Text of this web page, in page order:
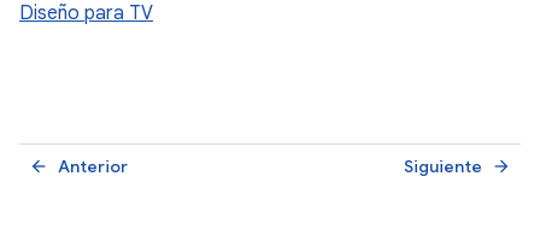
Diseño para TV
Anterior
arrow_back Siguiente arrow_forward